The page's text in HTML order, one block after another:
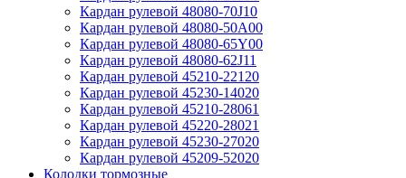
Кардан рулевой 48080-70J10
Кардан рулевой 48080-50A00
Кардан рулевой 48080-65Y00
Кардан рулевой 48080-62J11
Кардан рулевой 45210-22120
Кардан рулевой 45230-14020
Кардан рулевой 45210-28061
Кардан рулевой 45220-28021
Кардан рулевой 45230-27020
Кардан рулевой 45209-52020
Колодки тормозные